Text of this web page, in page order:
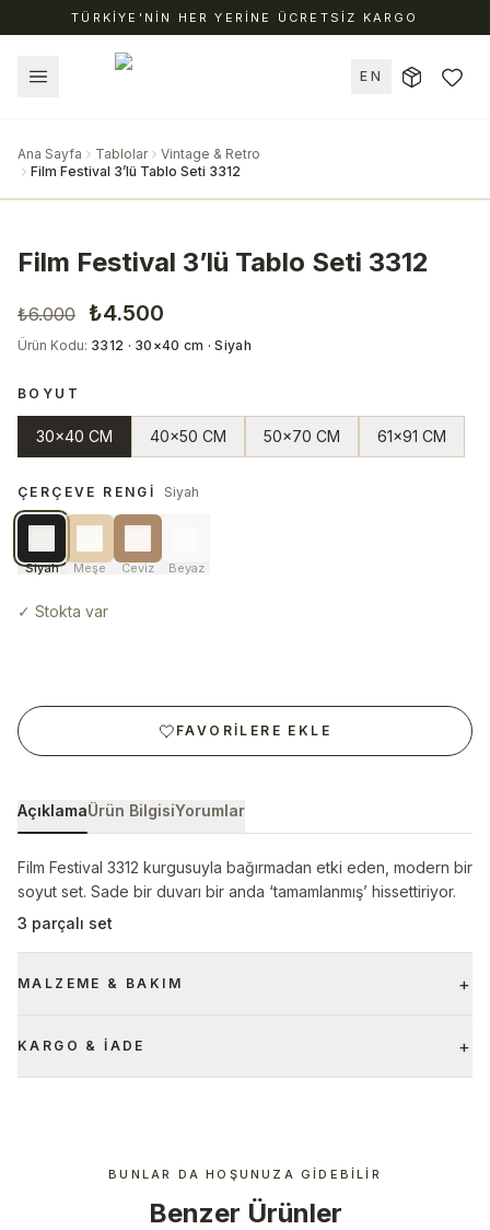
TÜRKİYE'NİN HER YERİNE ÜCRETSİZ KARGO
EN
Ana Sayfa Tablolar
Vintage & Retro
Film Festival 3’lü Tablo Seti 3312
Film Festival 3’lü Tablo Seti 3312
₺6.000 ₺4.500
Ürün Kodu: 3312 · 30×40 cm · Siyah
BOYUT
30x40 CM 40x50 CM 50x70 CM 61x91 CM
ÇERÇEVE RENGI Siyah
Siyah Meşe Ceviz Beyaz
✓ Stokta var
FAVORILERE EKLE
AçıklamaÜrün BilgisiYorumlar
Film Festival 3312 kurgusuyla bağırmadan etki eden, modern bir
soyut set. Sade bir duvarı bir anda ‘tamamlanmış’ hissettiriyor.
3 parçalı set
MALZEME & BAKIM +
KARGO & İADE +
BUNLAR DA HOŞUNUZA GIDEBILIR
Benzer Ürünler